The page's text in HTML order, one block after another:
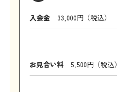
入会金 33,000円（税込）
お見合い料 5,500円（税込）